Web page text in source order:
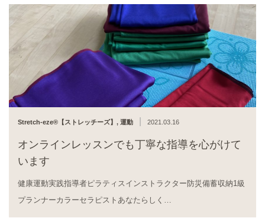
Stretch-eze®︎【ストレッチーズ】 , 運動 2021.03.16
オンラインレッスンでも丁寧な指導を心がけて
います
健康運動実践指導者ピラティスインストラクター防災備蓄収納1級
プランナーカラーセラピストあなたらしく…